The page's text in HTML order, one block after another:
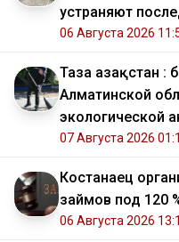
устраняют
06 Августа 2026
Таза Қазақстан :
Алматинской
экологической
07 Августа 2026
Костанаец
займов под 120
06 Августа 2026